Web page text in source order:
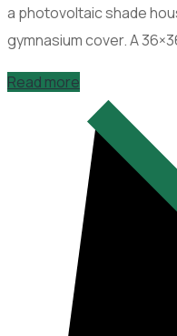
a photovoltaic shade
gymnasium cover. A
Read more